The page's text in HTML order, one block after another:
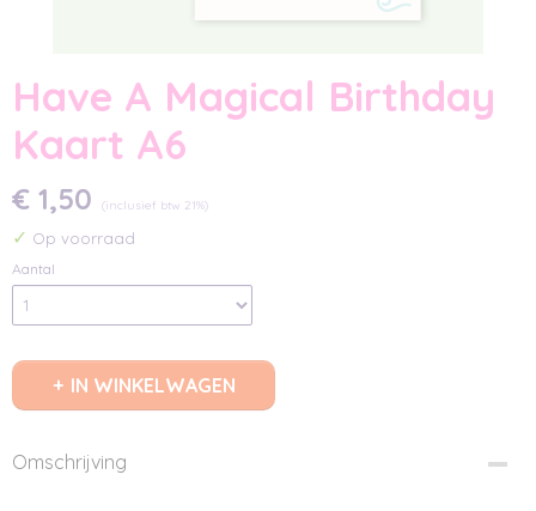
Have A Magical Birthday
Kaart A6
€ 1,50 (inclusief btw 21%)
✓ Op voorraad
Aantal
IN WINKELWAGEN
Omschrijving